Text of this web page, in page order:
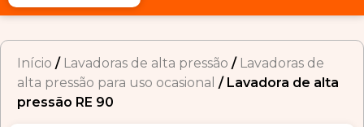
Início / Lavadoras de alta pressão / Lavadoras de
alta pressão para uso ocasional / Lavadora de alta
pressão RE 90